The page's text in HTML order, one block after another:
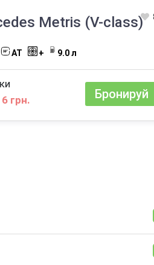
Metris (V-class)
AT + 9.0 л
грн.
Бронируй